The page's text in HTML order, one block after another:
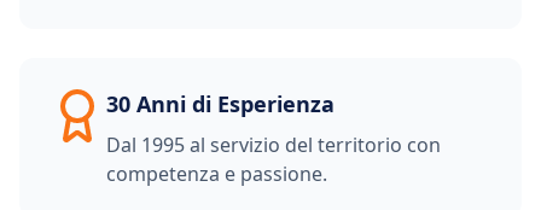
30 Anni di Esperienza
Dal 1995 al servizio del territorio con
competenza e passione.